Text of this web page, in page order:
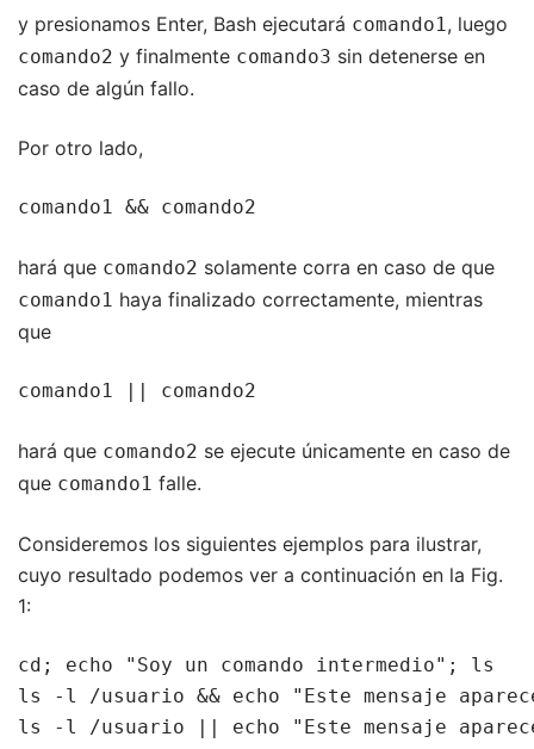
y presionamos Enter, Bash ejecutará comando1 , luego
comando2 y finalmente comando3 sin detenerse en
caso de algún fallo.
Por otro lado,
comando1 && comando2
hará que comando2 solamente corra en caso de que
comando1 haya finalizado correctamente, mientras
que
comando1 || comando2
hará que comando2 se ejecute únicamente en caso de
que comando1 falle.
Consideremos los siguientes ejemplos para ilustrar,
cuyo resultado podemos ver a continuación en la Fig.
1:
cd; echo "Soy un comando intermedio"; ls
ls -l /usuario && echo "Este mensaje
ls -l /usuario || echo "Este mensaje